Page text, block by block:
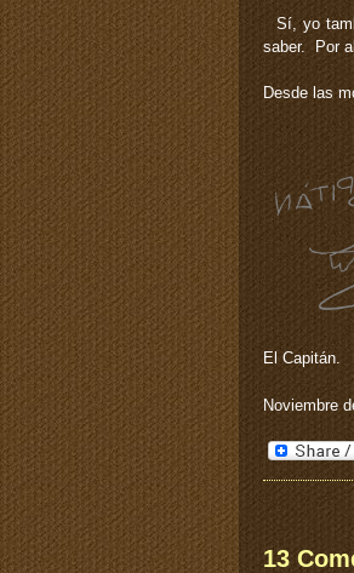
Sí, yo
saber. Por
Desde las
El Capitán.
Noviembre
13